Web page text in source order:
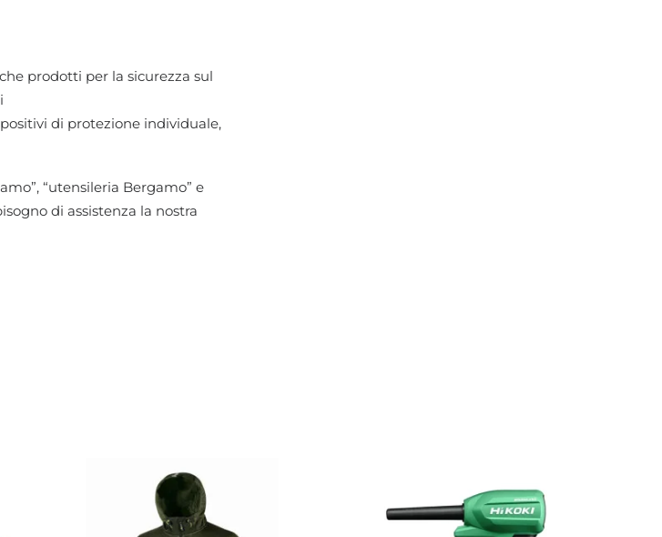
prodotti per la sicurezza sul
di protezione individuale,
“utensileria Bergamo” e
di assistenza la nostra